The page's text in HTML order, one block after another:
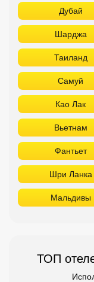
Дубай
Шарджа
Таиланд
Самуй
Као Лак
Вьетнам
Фантьет
Шри Ланка
Мальдивы
ТОП